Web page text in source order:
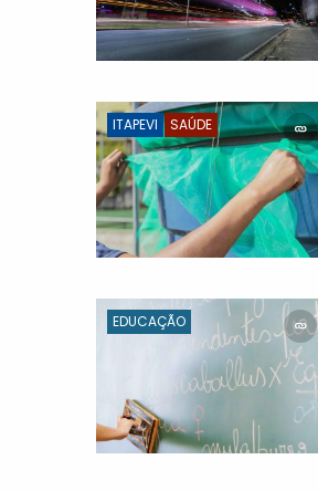
ITAPEVI SAÚDE
EDUCAÇÃO